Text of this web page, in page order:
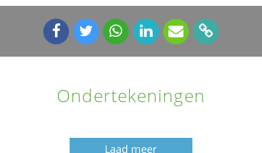
Ondertekeningen
Laad meer